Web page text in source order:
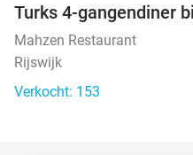
Turks 4-gangendiner
Mahzen Restaurant
Rijswijk
Verkocht: 153